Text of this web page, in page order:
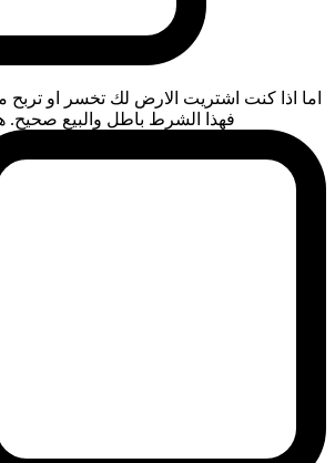
اما اذا كنت اشتريت الارض لك تخسر او تربح
فهذا الشرط باطل والبيع صحيح.